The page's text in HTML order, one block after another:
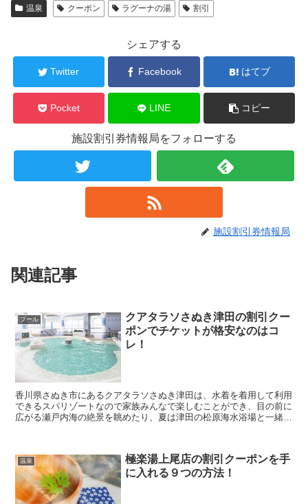
温泉 クーポン ラグーナの湯 割引
シェアする
Twitter Facebook はてブ
Pocket LINE コピー
施設割引券情報局をフォローする
施設割引券情報局
関連記事
プール
クアタラソさぬき津田の割引クー
ポンでチケットが格安なのはコ
レ！
香川県さぬき市にあるクアタラソさぬき津田は、水着を着用して利用
できるスパリゾートなので家族みんなで楽しむことができ、目の前に
広がる瀬戸内海の絶景を眺めたり、夏は津田の松原海水浴場と一緒に
温泉
極楽湯上尾店の割引クーポンを手
に入れる９つの方法！